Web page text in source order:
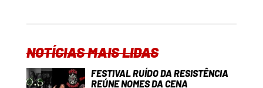
NOTÍCIAS MAIS LIDAS
FESTIVAL RUÍDO DA RESISTÊNCIA
REÚNE NOMES DA CENA